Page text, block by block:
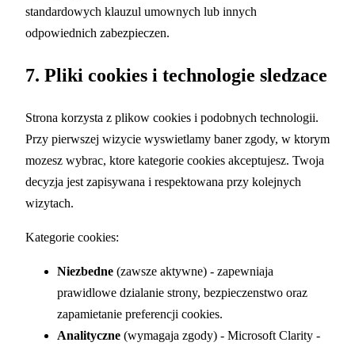
standardowych klauzul umownych lub innych
odpowiednich zabezpieczen.
7. Pliki cookies i technologie sledzace
Strona korzysta z plikow cookies i podobnych technologii.
Przy pierwszej wizycie wyswietlamy baner zgody, w ktorym
mozesz wybrac, ktore kategorie cookies akceptujesz. Twoja
decyzja jest zapisywana i respektowana przy kolejnych
wizytach.
Kategorie cookies:
Niezbedne (zawsze aktywne) - zapewniaja
prawidlowe dzialanie strony, bezpieczenstwo oraz
zapamietanie preferencji cookies.
Analityczne (wymagaja zgody) - Microsoft Clarity -